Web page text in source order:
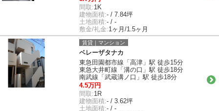
間取:1K
建物面積:- / 7.84坪
土地面積:- / -
敷金/礼金:1ヶ月/1.5ヶ月
賃貸｜マンション
ベレーザタナカ
東急田園都市線「高津」駅 徒歩15分
東急大井町線「溝の口」駅 徒歩18分
南武線「武蔵溝ノ口」駅 徒歩18分
4.5万円
間取:1R
建物面積:- / 3.62坪
土地面積:- / -